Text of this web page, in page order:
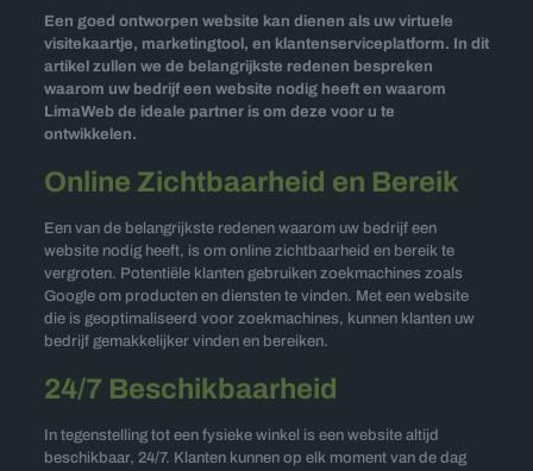
Een goed ontworpen website kan dienen als uw virtuele
visitekaartje, marketingtool, en klantenserviceplatform. In dit
artikel zullen we de belangrijkste redenen bespreken
waarom uw bedrijf een website nodig heeft en waarom
LimaWeb de ideale partner is om deze voor u te
ontwikkelen.
Online Zichtbaarheid en Bereik
Een van de belangrijkste redenen waarom uw bedrijf een
website nodig heeft, is om online zichtbaarheid en bereik te
vergroten. Potentiële klanten gebruiken zoekmachines zoals
Google om producten en diensten te vinden. Met een website
die is geoptimaliseerd voor zoekmachines, kunnen klanten uw
bedrijf gemakkelijker vinden en bereiken.
24/7 Beschikbaarheid
In tegenstelling tot een fysieke winkel is een website altijd
beschikbaar, 24/7. Klanten kunnen op elk moment van de dag